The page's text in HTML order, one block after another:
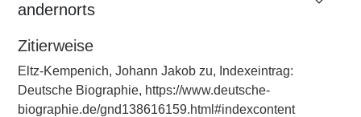
andernorts
Zitierweise
Eltz-Kempenich, Johann Jakob zu, Indexeintrag:
Deutsche Biographie, https://www.deutsche-
biographie.de/gnd138616159.html#indexcontent